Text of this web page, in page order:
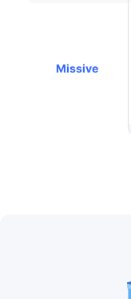
Missive